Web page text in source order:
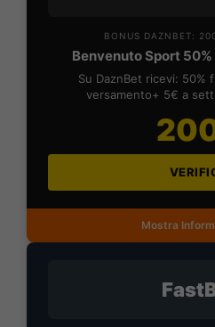
BONUS DAZNBET:
Benvenuto Sport
Su DaznBet ricevi: 50%
versamento+ 5€ a
Mostra